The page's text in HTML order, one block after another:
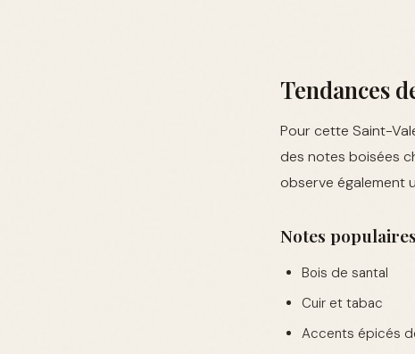
Tendances
Pour cette Saint-
des notes boisées
observe également
Notes populaires
Bois de santal
Cuir et tabac
Accents épicés